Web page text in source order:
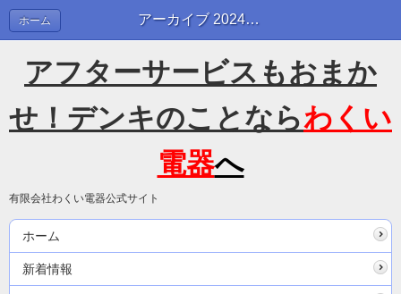
アーカイブ 2024年10月 | わくい電器のスタッフブログ
ホーム
アフターサービスもおまか
せ！デンキのことならわくい
電器へ
有限会社わくい電器公式サイト
ホーム
新着情報